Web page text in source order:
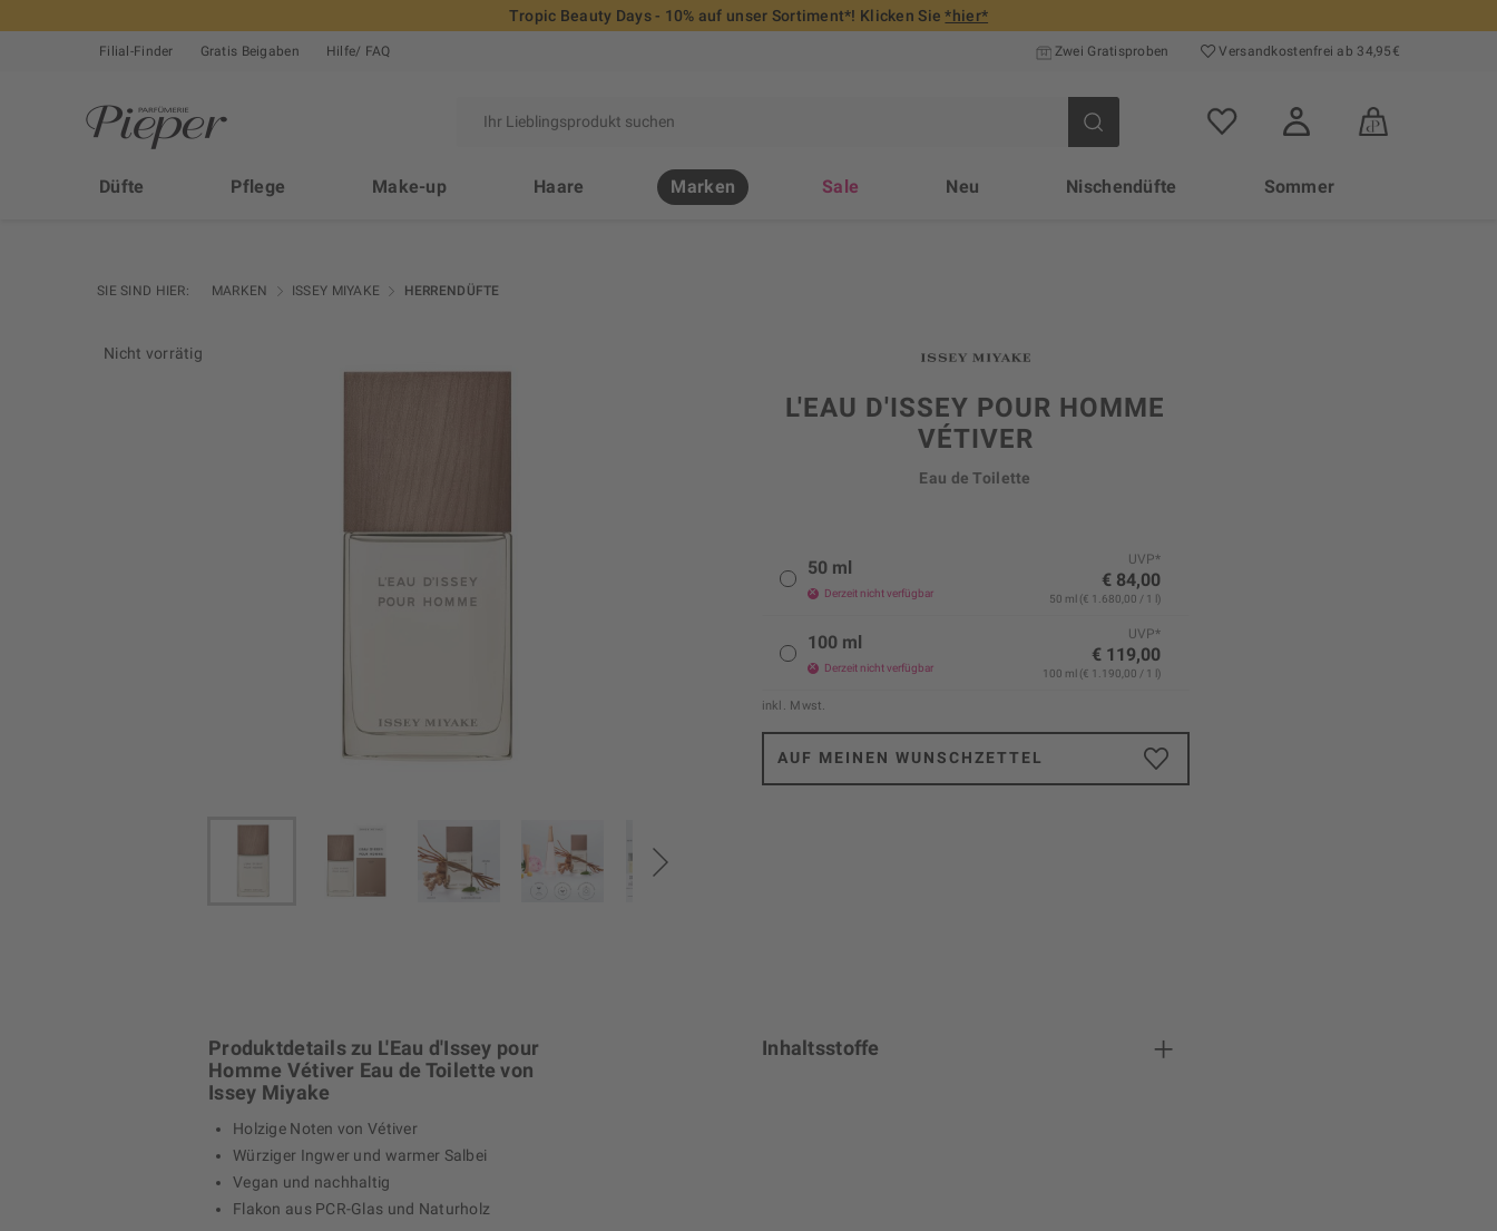
Tropic Beauty Days - 10% auf unser Sortiment*! Klicken Sie*hier*
Filial-Finder Gratis Beigaben Hilfe/ FAQ Zwei Gratisproben Versand­kosten­frei ab 34,95€
Düfte Pflege Make-up Haare Marken Sale Neu Nischendüfte Sommer
SIE SIND HIER: MARKEN ISSEY MIYAKE HERRENDÜFTE
Nicht vorrätig
L'EAU D'ISSEY POUR HOMME
VÉTIVER
Eau de Toilette
50 ml
Derzeit nicht verfügbar
UVP*
€ 84,00
50 ml (€ 1.680,00 / 1 l)
100 ml
Derzeit nicht verfügbar
UVP*
€ 119,00
100 ml (€ 1.190,00 / 1 l)
inkl. Mwst.
AUF MEINEN WUNSCHZETTEL
Produktdetails zu L'Eau d'Issey pour
Homme Vétiver Eau de Toilette von
Issey Miyake
Holzige Noten von Vétiver
Würziger Ingwer und warmer Salbei
Vegan und nachhaltig
Flakon aus PCR-Glas und Naturholz
Inhaltsstoffe